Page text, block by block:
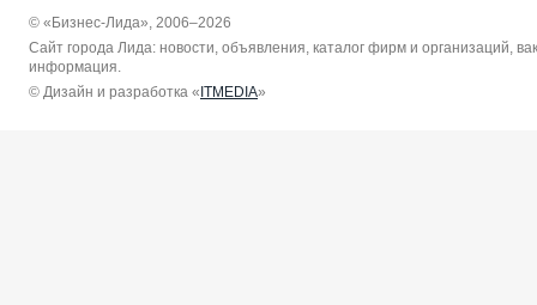
© «Бизнес-Лида», 2006–2026
Сайт города Лида: новости, объявления, каталог фирм и организаций,
информация.
© Дизайн и разработка «ITMEDIA»